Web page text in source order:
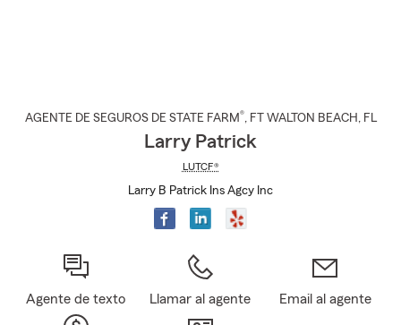
AGENTE DE SEGUROS DE STATE FARM®, FT WALTON BEACH , FL
Larry Patrick
LUTCF®
Larry B Patrick Ins Agcy Inc
Agente de texto Llamar al agente Email al agente